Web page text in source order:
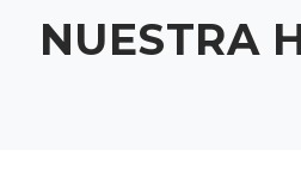
NUESTRA